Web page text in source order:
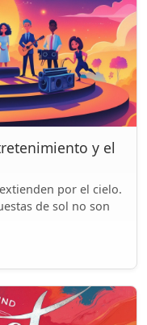
y el
por el cielo.
de sol no son